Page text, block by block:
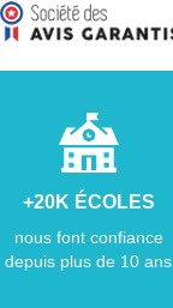
+20K ÉCOLES
nous font confiance
depuis plus de 10 ans